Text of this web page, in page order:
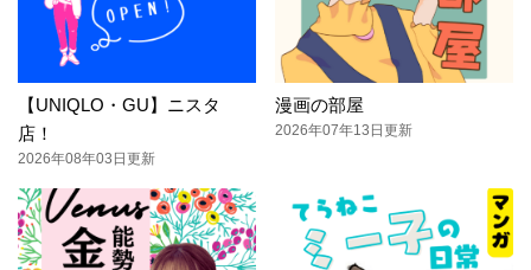
【UNIQLO・GU】ニスタ
店！
2026年08年03日更新
漫画の部屋
2026年07年13日更新